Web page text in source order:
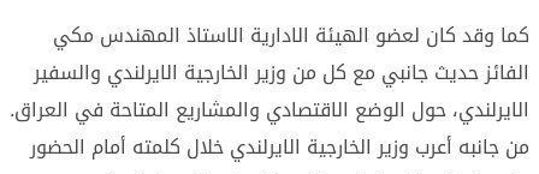
كما وقد كان لعضو الهيئة الادارية الاستاذ المهندس مكي
الفائز حديث جانبي مع كل من وزير الخارجية الايرلندي والسفير
الايرلندي، حول الوضع الاقتصادي والمشاريع المتاحة في العراق.
من جانبه أعرب وزير الخارجية الايرلندي خلال كلمته أمام الحضور